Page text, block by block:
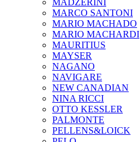
MARCO SANTONI
MARIO MACHADO
MARIO MACHARDI
MAURITIUS
MAYSER
NAGANO
NAVIGARE
NEW CANADIAN
NINA RICCI
OTTO KESSLER
PALMONTE
PELLENS&LOICK